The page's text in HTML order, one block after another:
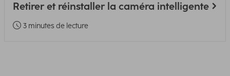
Retirer et réinstaller la caméra intelligente
3 minutes de lecture